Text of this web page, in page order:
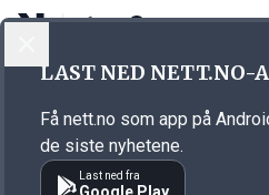
Annonsørinnhold
LAST NED NETT.NO-
Få nett.no som app på
de siste nyhetene.
Last ned fra